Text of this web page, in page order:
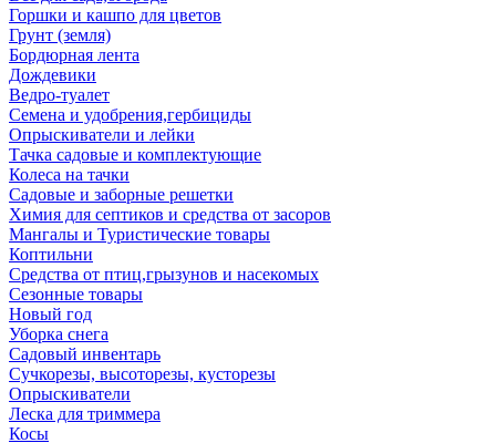
Горшки и кашпо для цветов
Грунт (земля)
Бордюрная лента
Дождевики
Ведро-туалет
Семена и удобрения,гербициды
Опрыскиватели и лейки
Тачка садовые и комплектующие
Колеса на тачки
Садовые и заборные решетки
Химия для септиков и средства от засоров
Мангалы и Туристические товары
Коптильни
Средства от птиц,грызунов и насекомых
Сезонные товары
Новый год
Уборка снега
Садовый инвентарь
Сучкорезы, высоторезы, кусторезы
Опрыскиватели
Леска для триммера
Косы